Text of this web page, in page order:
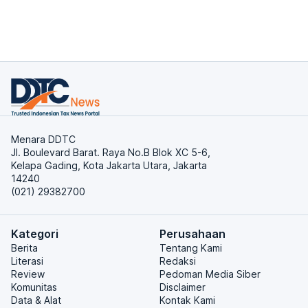
Menara DDTC
Jl. Boulevard Barat. Raya No.B Blok XC 5-6,
Kelapa Gading, Kota Jakarta Utara, Jakarta
14240
(021) 29382700
Kategori
Berita
Literasi
Review
Komunitas
Data & Alat
Perusahaan
Tentang Kami
Redaksi
Pedoman Media Siber
Disclaimer
Kontak Kami